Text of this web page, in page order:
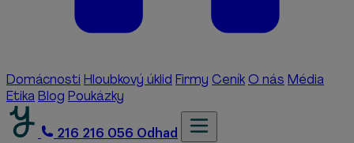
Domácnosti Hloubkový úklid Firmy Ceník O nás Média
Etika Blog Poukázky
216 216 056 Odhad